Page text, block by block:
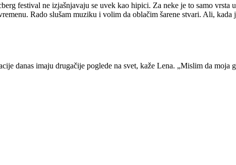
festival ne izjašnjavaju se uvek kao hipici. Za neke je to samo
Rado slušam muziku i volim da oblačim šarene stvari. Ali,
danas imaju drugačije poglede na svet, kaže Lena. „Mislim da